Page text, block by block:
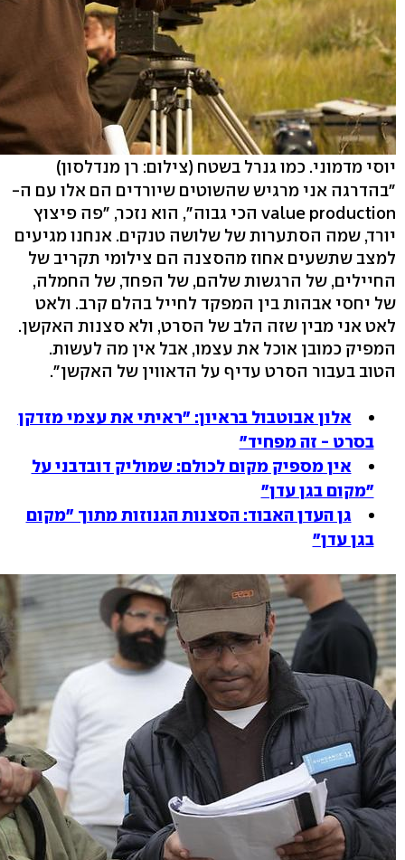
יוסי מדמוני. כמו גנרל בשטח (צילום: רן מנדלסון)
"בהדרגה אני מרגיש שהשוטים שיורדים הם אלו עם ה-
value production הכי גבוה", הוא נזכר, "פה פיצוץ
יורד, שמה הסתערות של שלושה טנקים. אנחנו מגיעים
למצב שתשעים אחוז מהסצנה הם צילומי תקריב של
החיילים, של הרגשות שלהם, של הפחד, של החמלה,
של יחסי אבהות בין המפקד לחייל בהלם קרב. ולאט
לאט אני מבין שזה הלב של הסרט, ולא סצנות האקשן.
המפיק כמובן אוכל את עצמו, אבל אין מה לעשות.
הטוב בעבור הסרט עדיף על הדאווין של האקשן".
אלון אבוטבול בראיון: "ראיתי את עצמי מזדקן
בסרט - זה מפחיד"
אין מספיק מקום לכולם: שמוליק דובדבני על
"מקום בגן עדן"
גן העדן האבוד: הסצנות הגנוזות מתוך "מקום
בגן עדן"